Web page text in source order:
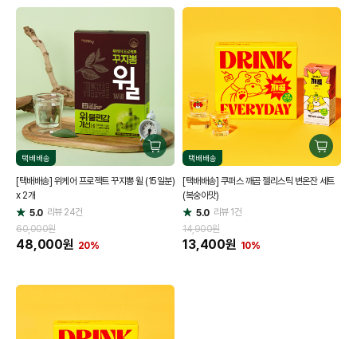
택배배송
구
매
하
[택배배송] 위케어 프로젝트 꾸지뽕 윌 (15일분)
x 2개
별
점
5.0 리뷰24건
60,000원
48,000원 20%
택배배송
구
매
하
[택배배송] 쿠퍼스 깨곰 젤리스틱 변온잔 세트
(복숭아맛)
별
점
5.0 리뷰1건
14,900원
13,400원 10%